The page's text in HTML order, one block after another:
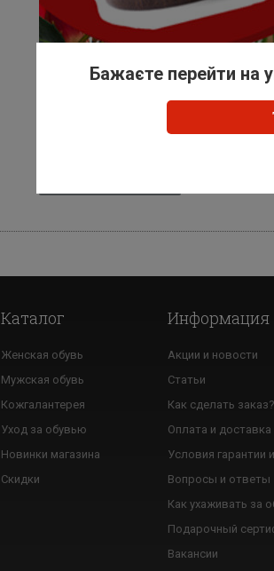
Каталог
Женская обувь
Мужская обувь
Кожгалантерея
Уход за обувью
Новинки магазина
Скидки
Информация
Акции и новости
Статьи
Как сделать заказ?
Оплата и доставка
Условия гарантии
Вопросы и ответы
Как ухаживать за
Подарочный
Вакансии
Бажаєте перейти на